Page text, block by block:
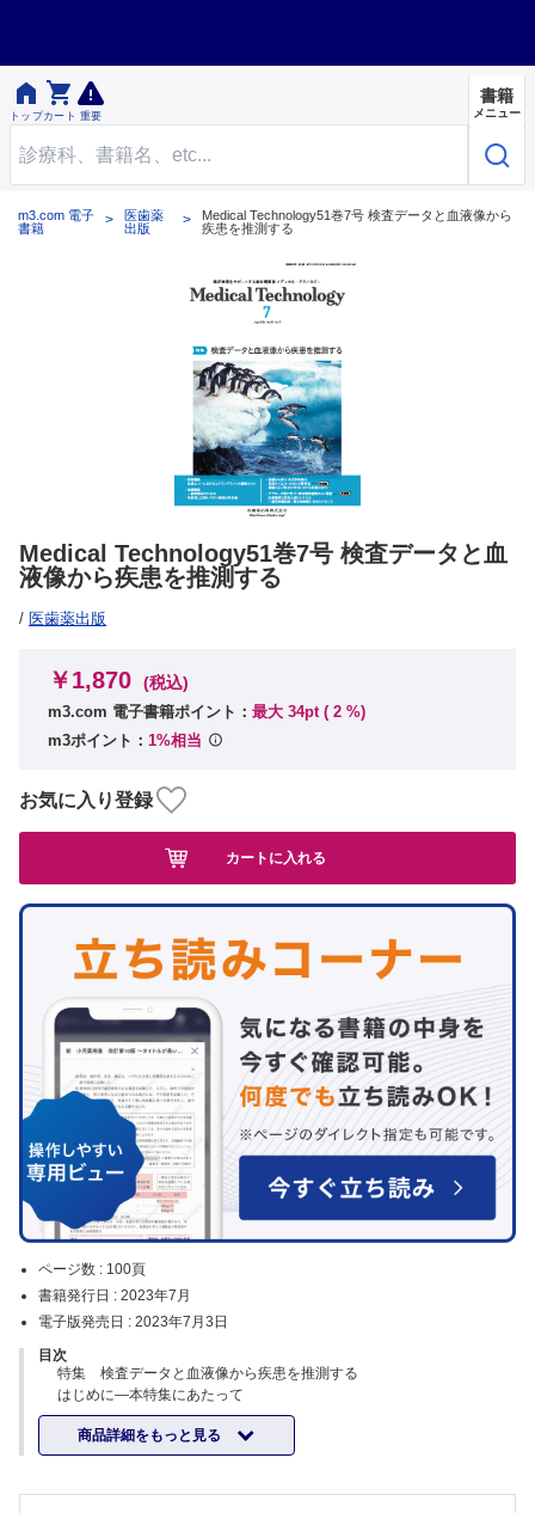

トップ

カート 重要
書籍
メニュー
m3.com 電子
書籍
医歯薬
出版
Medical Technology51巻7号 検査データと血液像から
疾患を推測する
Medical Technology51巻7号 検査データと血
液像から疾患を推測する
/ 医歯薬出版
ページ数 : 100頁
書籍発行日 : 2023年7月
電子版発売日 : 2023年7月3日
目次
特集 検査データと血液像から疾患を推測する
はじめに―本特集にあたって
（野木岐実子）
Q.1
（杉原崇大）
商品詳細をもっと見る
￥1,870 (税込)
m3.com 電子書籍ポイント： 最大 34pt ( 2 %)
m3ポイント： 1%相当
お気に入り登録
カートに入れる